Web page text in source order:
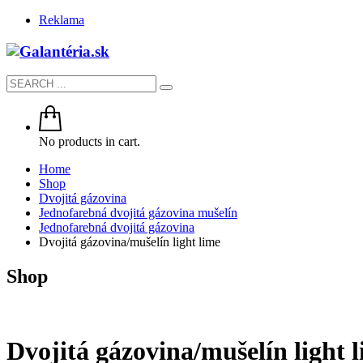
Reklama
No products in cart.
Home
Shop
Dvojitá gázovina
Jednofarebná dvojitá gázovina mušelín
Jednofarebná dvojitá gázovina
Dvojitá gázovina/mušelín light lime
Shop
Dvojitá gázovina/mušelín light